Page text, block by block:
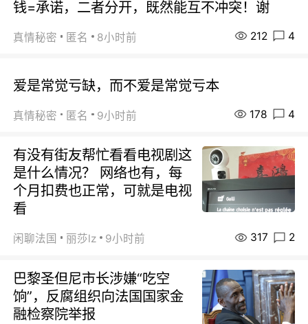
钱=承诺，二者分开，既然能互不冲突！谢
真情秘密 匿名 8小时前 212 4
爱是常觉亏缺，而不爱是常觉亏本
真情秘密 匿名 9小时前 178 4
有没有街友帮忙看看电视剧这
是什么情况？ 网络也有，每
个月扣费也正常，可就是电视
看
闲聊法国 丽莎lz 9小时前 317 2
巴黎圣但尼市长涉嫌“吃空
饷”，反腐组织向法国国家金
融检察院举报